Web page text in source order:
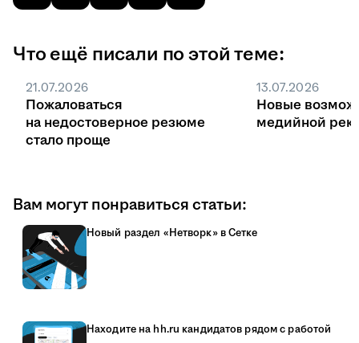
Что ещё писали по этой теме:
21.07.2026
Пожаловаться
на недостоверное резюме
стало проще
13.07.2026
Новые
медийной
Вам могут понравиться статьи:
Новый раздел «Нетворк» в Сетке
Находите на hh.ru кандидатов рядом с работой